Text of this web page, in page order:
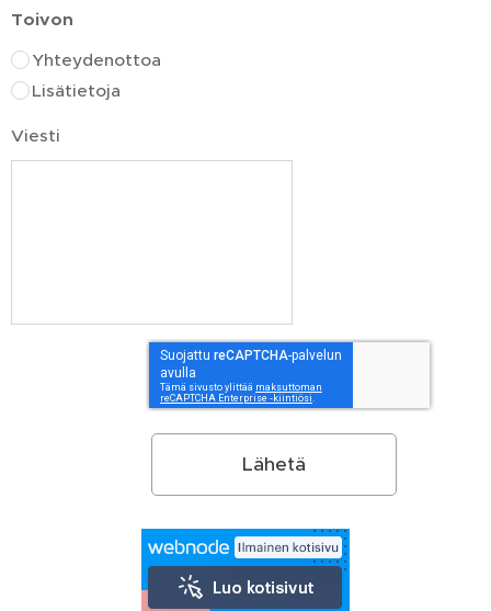
Toivon
Yhteydenottoa
Lisätietoja
Viesti
Lähetä